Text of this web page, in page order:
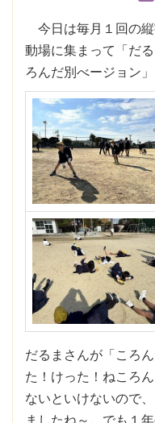
今日は毎月１回の
動場に集まって「だ
ろんだ別べージョン
だるまさんが「ころ
た！けった！ねころ
ないといけないので
ましたね～。でも１